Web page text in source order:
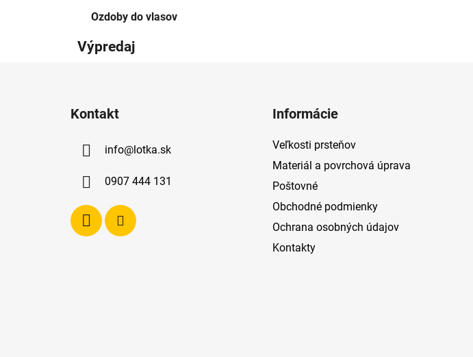
Ozdoby do vlasov
Výpredaj
Kontakt
info@lotka.sk
0907 444 131
Informácie
Veľkosti prsteňov
Materiál a povrchová úprava
Poštovné
Obchodné podmienky
Ochrana osobných údajov
Kontakty